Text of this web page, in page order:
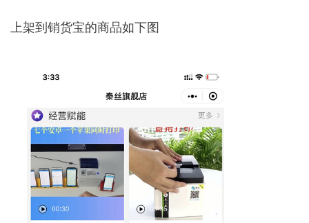
上架到销货宝的商品如下图